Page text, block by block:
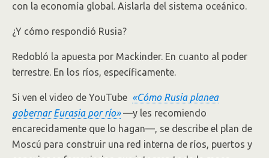
con la economía global. Aislarla del sistema oceánico.
¿Y cómo respondió Rusia?
Redobló la apuesta por Mackinder. En cuanto al poder
terrestre. En los ríos, específicamente.
Si ven el video de YouTube «Cómo Rusia planea
gobernar Eurasia por río»—y les recomiendo
encarecidamente que lo hagan—, se describe el plan de
Moscú para construir una red interna de ríos, puertos y